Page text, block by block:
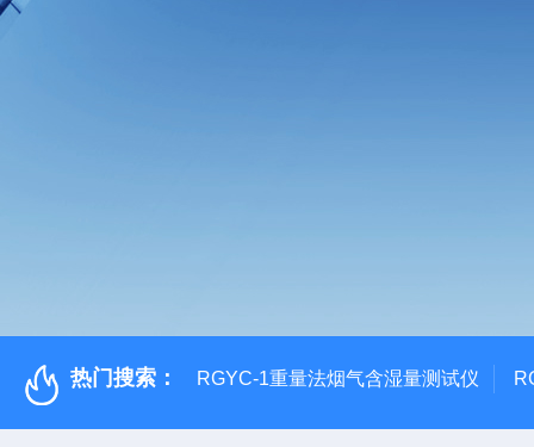
热门搜索： RGYC-1重量法烟气含湿量测试仪